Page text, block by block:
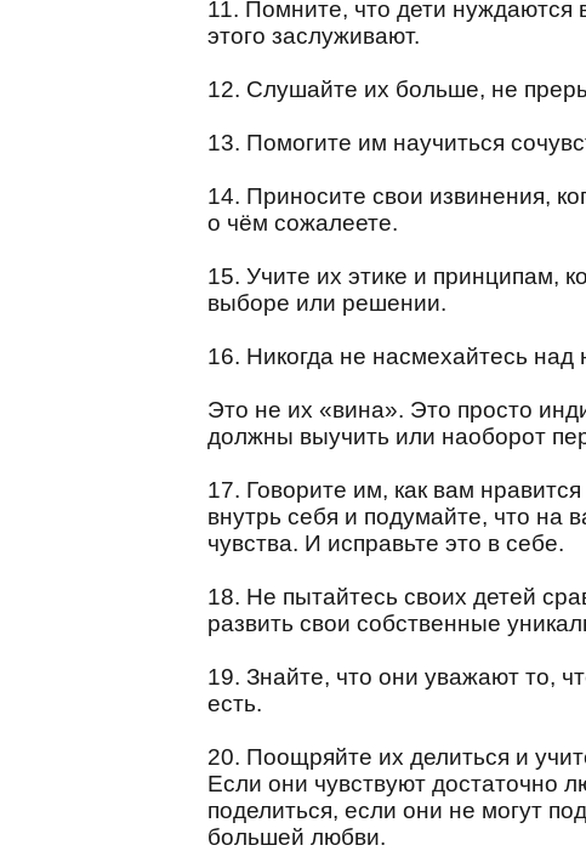
11. Помните, что дети нуждаются
этого заслуживают.
12. Слушайте их больше, не
13. Помогите им научиться
14. Приносите свои извинения,
о чём сожалеете.
15. Учите их этике и принципам,
выборе или решении.
16. Никогда не насмехайтесь
Это не их «вина». Это просто
должны выучить или наоборот
17. Говорите им, как вам
внутрь себя и подумайте, что на
чувства. И исправьте это в себе.
18. Не пытайтесь своих детей
развить свои собственные
19. Знайте, что они уважают то,
есть.
20. Поощряйте их делиться и
Если они чувствуют достаточно
поделиться, если они не могут
большей любви.